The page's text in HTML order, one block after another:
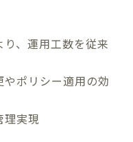
り、運用工数を従来
やポリシー適用の効
理実現